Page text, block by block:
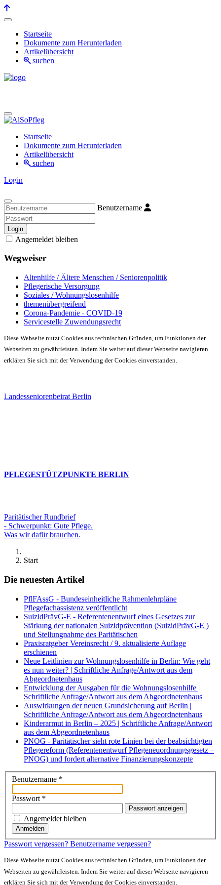
Startseite
Dokumente zum Herunterladen
Artikelübersicht
suchen
Startseite
Dokumente zum Herunterladen
Artikelübersicht
suchen
Login
Benutzername
Login
Angemeldet bleiben
Wegweiser
Altenhilfe / Ältere Menschen / Seniorenpolitik
Pflegerische Versorgung
Soziales / Wohnungslosenhilfe
themenübergreifend
Corona-Pandemie - COVID-19
Servicestelle Zuwendungsrecht
Diese Webseite nutzt Cookies aus technischen Gründen, um Funktionen der
Webseiten zu gewährleisten. Indem Sie weiter auf dieser Webseite navigieren
erklären Sie sich mit der Verwendung der Cookies einverstanden.
Landesseniorenbeirat Berlin
PFLEGESTÜTZPUNKTE BERLIN
Paritätischer Rundbrief
- Schwerpunkt: Gute Pflege.
Was wir dafür brauchen.
Start
Die neuesten Artikel
PflFAssG - Bundeseinheitliche Rahmenlehrpläne
Pflegefachassistenz veröffentlicht
SuizidPrävG-E - Referentenentwurf eines Gesetzes zur
Stärkung der nationalen Suizidprävention (SuizidPrävG-E )
und Stellungnahme des Paritätischen
Praxisratgeber Vereinsrecht / 9. aktualisierte Auflage
erschienen
Neue Leitlinien zur Wohnungslosenhilfe in Berlin: Wie geht
es nun weiter? | Schriftliche Anfrage/Antwort aus dem
Abgeordnetenhaus
Entwicklung der Ausgaben für die Wohnungslosenhilfe |
Schriftliche Anfrage/Antwort aus dem Abgeordnetenhaus
Auswirkungen der neuen Grundsicherung auf Berlin |
Schriftliche Anfrage/Antwort aus dem Abgeordnetenhaus
Kinderarmut in Berlin – 2025 | Schriftliche Anfrage/Antwort
aus dem Abgeordnetenhaus
PNOG - Paritätischer sieht rote Linien bei der beabsichtigten
Pflegereform (Referentenentwurf Pflegeneuordnungsgesetz –
PNOG) und fordert alternative Finanzierungskonzepte
Benutzername *
Passwort *
Passwort anzeigen
Angemeldet bleiben
Anmelden
Passwort vergessen? Benutzername vergessen?
Diese Webseite nutzt Cookies aus technischen Gründen, um Funktionen der
Webseiten zu gewährleisten. Indem Sie weiter auf dieser Webseite navigieren
erklären Sie sich mit der Verwendung der Cookies einverstanden.